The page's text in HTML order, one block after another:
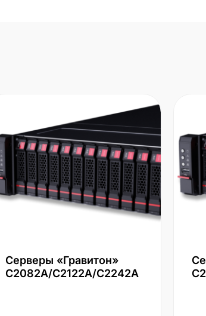
Серверы «Гравитон»
С2082А/С2122А/С2242А